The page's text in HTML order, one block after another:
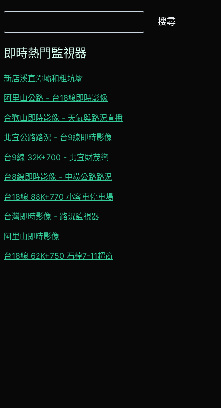
尋
搜尋
即時熱門監視器
新店溪直潭壩和粗坑壩
阿里山公路 - 台18線即時影像
合歡山即時影像 - 天氣與路況直播
北宜公路路況 - 台9線即時影像
台9線 32K+700 - 北宜財茂彎
台8線即時影像 - 中橫公路路況
台18線 88K+770 小客車停車場
台灣即時影像 - 路況監視器
阿里山即時影像
台18線 62K+750 石棹7-11超商